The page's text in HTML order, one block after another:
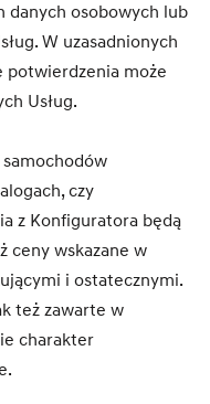
danych osobowych lub
W uzasadnionych
potwierdzenia może
Usług.
czy
z Konfiguratora będą
ceny wskazane w
i ostatecznymi.
też zawarte w
charakter